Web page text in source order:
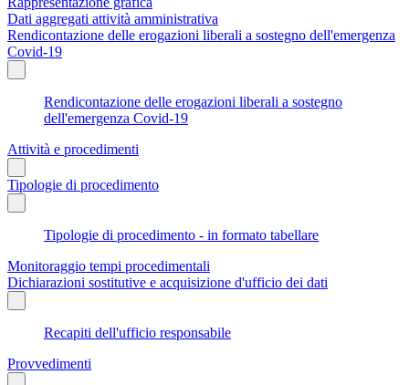
Dati aggregati attività amministrativa
Rendicontazione delle erogazioni liberali a sostegno dell'emergenza
Covid-19
Rendicontazione delle erogazioni liberali a sostegno
dell'emergenza Covid-19
Attività e procedimenti
Tipologie di procedimento
Tipologie di procedimento - in formato tabellare
Monitoraggio tempi procedimentali
Dichiarazioni sostitutive e acquisizione d'ufficio dei dati
Recapiti dell'ufficio responsabile
Provvedimenti